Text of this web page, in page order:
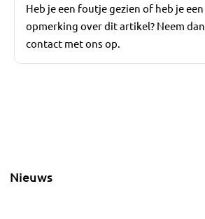
Heb je een foutje gezien of heb je een
opmerking over dit artikel? Neem dan
contact met ons op.
Nieuws